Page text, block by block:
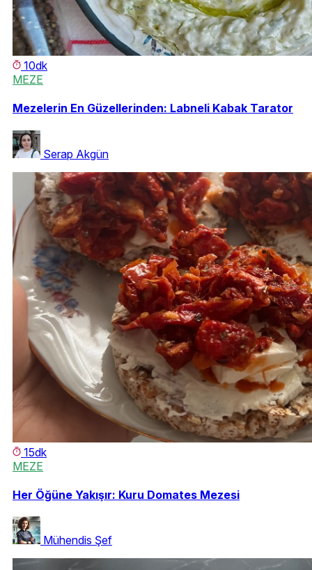
10dk
MEZE
Mezelerin En Güzellerinden: Labneli Kabak Tarator
Serap Akgün
15dk
MEZE
Her Öğüne Yakışır: Kuru Domates Mezesi
Mühendis Şef